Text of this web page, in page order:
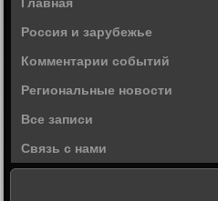
Россия и зарубежье
Комментарии событий
Региональные новости
Все записи
Связь с нами